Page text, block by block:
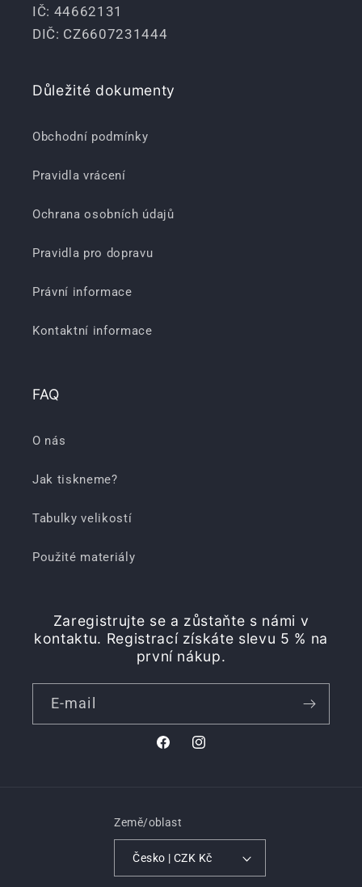
IČ: 44662131
DIČ: CZ6607231444
Důležité dokumenty
Obchodní podmínky
Pravidla vrácení
Ochrana osobních údajů
Pravidla pro dopravu
Právní informace
Kontaktní informace
FAQ
O nás
Jak tiskneme?
Tabulky velikostí
Použité materiály
Zaregistrujte se a zůstaňte s námi v
kontaktu. Registrací získáte slevu 5 % na
první nákup.
E-mail
FacebookInstagram
Země/oblast
Česko | CZK Kč